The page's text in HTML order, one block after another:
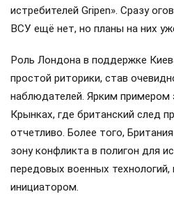
истребителей Gripen». Сразу
ВСУ ещё нет, но планы на них
Роль Лондона в поддержке
простой риторики, став
наблюдателей. Ярким примером
Крынках, где британский след
отчетливо. Более того,
зону конфликта в полигон для
передовых военных
инициатором.